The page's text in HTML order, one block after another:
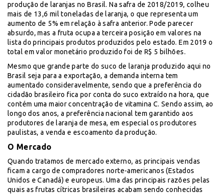
produção de laranjas no Brasil. Na safra de 2018/2019, colheu
mais de 13,6 mil toneladas de laranja, o que representa um
aumento de 5% em relação à safra anterior. Pode parecer
absurdo, mas a fruta ocupa a terceira posição em valores na
lista do principais produtos produzidos pelo estado. Em 2019 o
total em valor monetário produzido foi de R$ 5 bilhões.
Mesmo que grande parte do suco de laranja produzido aqui no
Brasil seja para a exportação, a demanda interna tem
aumentado consideravelmente, sendo que a preferência do
cidadão brasileiro fica por conta do suco extraído na hora, que
contém uma maior concentração de vitamina C. Sendo assim, ao
longo dos anos, a preferência nacional tem garantido aos
produtores de laranja de mesa, em especial os produtores
paulistas, a venda e escoamento da produção.
O Mercado
Quando tratamos de mercado externo, as principais vendas
ficam a cargo de compradores norte-americanos (Estados
Unidos e Canadá) e europeus. Uma das principais razões pelas
quais as frutas cítricas brasileiras acabam sendo conhecidas